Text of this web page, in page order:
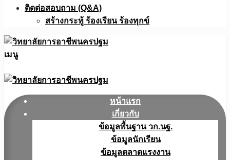
ติดต่อสอบถาม (Q&A)
สร้างกระทู้ ร้องเรียน ร้องทุกข์
เมนู
หน้าแรก
เกี่ยวกับ
ข้อมูลพื้นฐาน วก.นฐ.
ข้อมูลนักเรียน
ข้อมูลตลาดแรงงาน